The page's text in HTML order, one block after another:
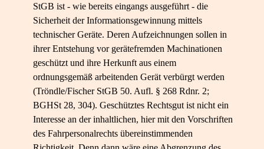
StGB ist - wie bereits eingangs ausgeführt - die
Sicherheit der Informationsgewinnung mittels
technischer Geräte. Deren Aufzeichnungen sollen in
ihrer Entstehung vor gerätefremden Machinationen
geschützt und ihre Herkunft aus einem
ordnungsgemäß arbeitenden Gerät verbürgt werden
(Tröndle/Fischer StGB 50. Aufl. § 268 Rdnr. 2;
BGHSt 28, 304). Geschütztes Rechtsgut ist nicht ein
Interesse an der inhaltlichen, hier mit den Vorschriften
des Fahrpersonalrechts übereinstimmenden